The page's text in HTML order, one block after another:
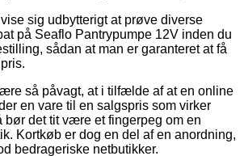
sig udbytterigt at prøve diverse
på Seaflo Pantrypumpe 12V inden du
sådan at man er garanteret at få
så påvagt, at i tilfælde af at en online
en vare til en salgspris som virker
bør det tit være et fingerpeg om en
Kortkøb er dog en del af en anordning,
bedrageriske netbutikker.